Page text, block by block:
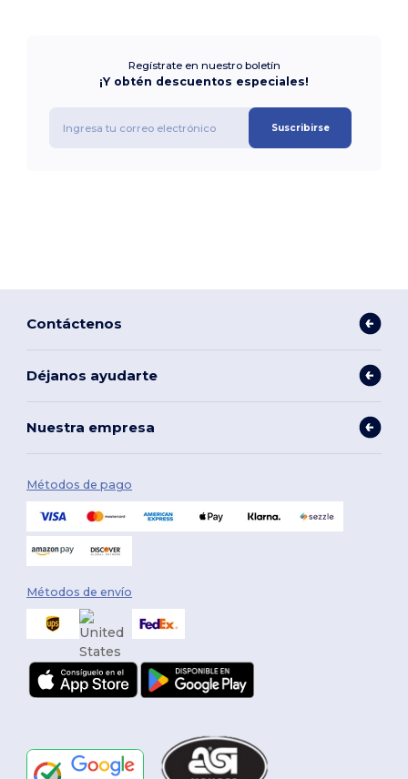
Regístrate en nuestro boletín
¡Y obtén descuentos especiales!
Suscribirse
Contáctenos
Déjanos ayudarte
Nuestra empresa
Métodos de pago
Métodos de envío